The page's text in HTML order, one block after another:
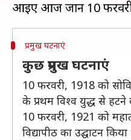
प्रमुख घटनाएं
कुछ प्रमुख घटनाएं
10 फरवरी, 1918 को
के प्रथम विश्व युद्ध से हटने
10 फरवरी, 1921 को
विद्यापीठ का उद्घाटन किया